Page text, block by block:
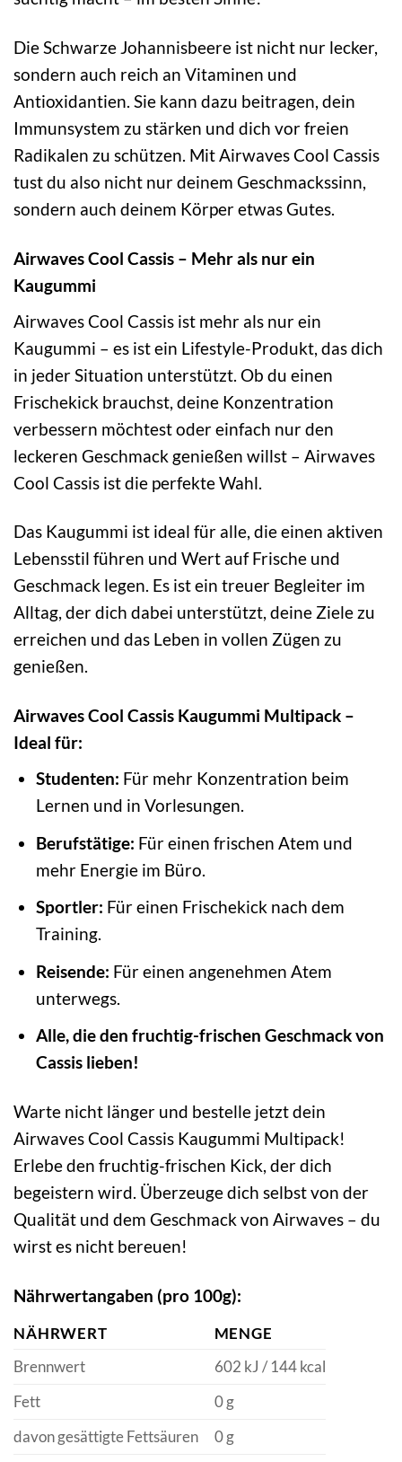
Die Schwarze Johannisbeere ist nicht nur lecker,
sondern auch reich an Vitaminen und
Antioxidantien. Sie kann dazu beitragen, dein
Immunsystem zu stärken und dich vor freien
Radikalen zu schützen. Mit Airwaves Cool Cassis
tust du also nicht nur deinem Geschmackssinn,
sondern auch deinem Körper etwas Gutes.
Airwaves Cool Cassis – Mehr als nur ein
Kaugummi
Airwaves Cool Cassis ist mehr als nur ein
Kaugummi – es ist ein Lifestyle-Produkt, das dich
in jeder Situation unterstützt. Ob du einen
Frischekick brauchst, deine Konzentration
verbessern möchtest oder einfach nur den
leckeren Geschmack genießen willst – Airwaves
Cool Cassis ist die perfekte Wahl.
Das Kaugummi ist ideal für alle, die einen aktiven
Lebensstil führen und Wert auf Frische und
Geschmack legen. Es ist ein treuer Begleiter im
Alltag, der dich dabei unterstützt, deine Ziele zu
erreichen und das Leben in vollen Zügen zu
genießen.
Airwaves Cool Cassis Kaugummi Multipack –
Ideal für:
Studenten: Für mehr Konzentration beim
Lernen und in Vorlesungen.
Berufstätige: Für einen frischen Atem und
mehr Energie im Büro.
Sportler: Für einen Frischekick nach dem
Training.
Reisende: Für einen angenehmen Atem
unterwegs.
Alle, die den fruchtig-frischen Geschmack von
Cassis lieben!
Warte nicht länger und bestelle jetzt dein
Airwaves Cool Cassis Kaugummi Multipack!
Erlebe den fruchtig-frischen Kick, der dich
begeistern wird. Überzeuge dich selbst von der
Qualität und dem Geschmack von Airwaves – du
wirst es nicht bereuen!
Nährwertangaben (pro 100g):
NÄHRWERT
MENGE
Brennwert
602 kJ / 144 kcal
Fett
0 g
davon gesättigte Fettsäuren
0 g